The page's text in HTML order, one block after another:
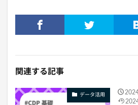
関連する記事
データ活用